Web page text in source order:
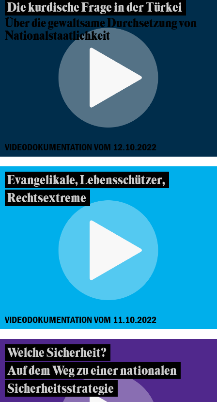
Die kurdische Frage in der Türkei
Über die gewaltsame Durchsetzung von
Nationalstaatlichkeit
VIDEODOKUMENTATION VOM 12.10.2022
Evangelikale, Lebensschützer,
Rechtsextreme
VIDEODOKUMENTATION VOM 11.10.2022
Welche Sicherheit?
Auf dem Weg zu einer nationalen
Sicherheitsstrategie